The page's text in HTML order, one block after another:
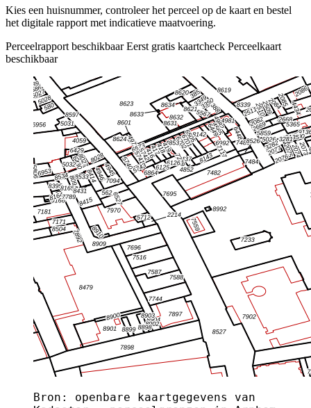
Kies een huisnummer, controleer het perceel op de kaart en bestel
het digitale rapport met indicatieve maatvoering.
Perceelrapport beschikbaar Eerst gratis kaartcheck Perceelkaart
beschikbaar
Bron: openbare kaartgegevens van